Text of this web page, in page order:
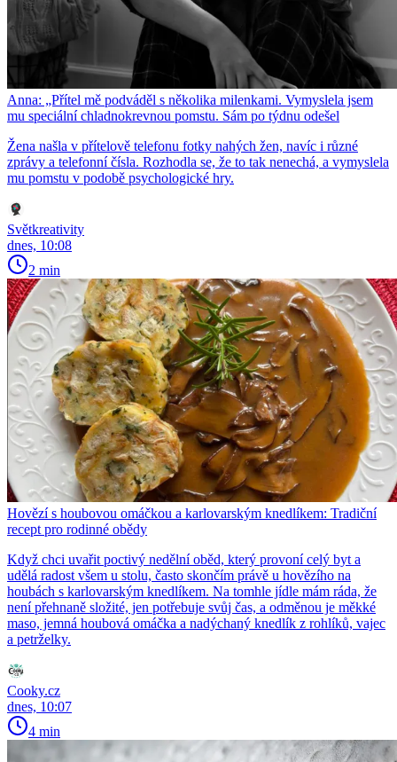
Anna: „Přítel mě podváděl s několika milenkami. Vymyslela jsem
mu speciální chladnokrevnou pomstu. Sám po týdnu odešel
Žena našla v přítelově telefonu fotky nahých žen, navíc i různé
zprávy a telefonní čísla. Rozhodla se, že to tak nenechá, a vymyslela
mu pomstu v podobě psychologické hry.
Světkreativity
dnes, 10:08
2 min
Hovězí s houbovou omáčkou a karlovarským knedlíkem: Tradiční
recept pro rodinné obědy
Když chci uvařit poctivý nedělní oběd, který provoní celý byt a
udělá radost všem u stolu, často skončím právě u hovězího na
houbách s karlovarským knedlíkem. Na tomhle jídle mám ráda, že
není přehnaně složité, jen potřebuje svůj čas, a odměnou je měkké
maso, jemná houbová omáčka a nadýchaný knedlík z rohlíků, vajec
a petrželky.
Cooky.cz
dnes, 10:07
4 min